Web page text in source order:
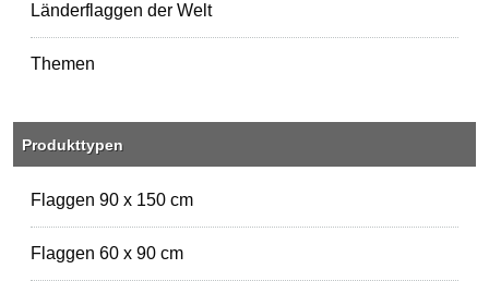
Länderflaggen der Welt
Themen
Produkttypen
Flaggen 90 x 150 cm
Flaggen 60 x 90 cm